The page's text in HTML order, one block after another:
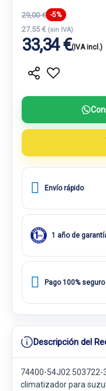
29,00 € -5%
27.55 € (sin IVA)
33,34 €(IVA incl.)
Envío rápido
1 año de
Pago 100% seguro
Descripción del
74400-54J02 503722-
climatizador para